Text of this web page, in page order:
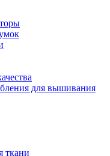
для вышивания
ткани